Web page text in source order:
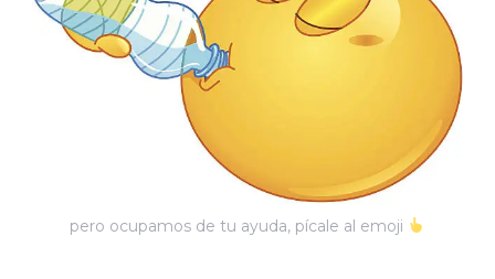
pero ocupamos de tu ayuda, pícale al emoji